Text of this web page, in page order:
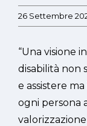
26 Settembre
“Una visione
disabilità non
e assistere
ogni persona